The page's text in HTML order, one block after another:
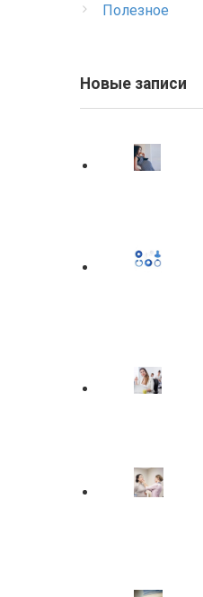
Полезное
Новые записи